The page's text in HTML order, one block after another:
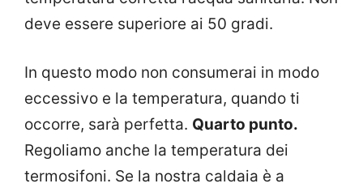
deve essere superiore ai 50 gradi.
In questo modo non consumerai in modo
eccessivo e la temperatura, quando ti
occorre, sarà perfetta. Quarto punto.
Regoliamo anche la temperatura dei
termosifoni. Se la nostra caldaia è a